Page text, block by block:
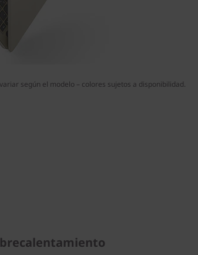
según el modelo – colores sujetos a disponibilidad.